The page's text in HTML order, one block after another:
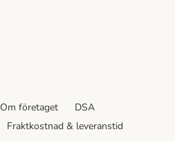
Om företaget
DSA
Fraktkostnad & leveranstid